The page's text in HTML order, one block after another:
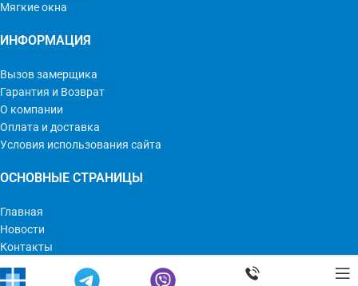
Мягкие окна
ИНФОРМАЦИЯ
Вызов замерщика
Гарантия и Возврат
О компании
Оплата и доставка
Условия использования сайта
ОСНОВНЫЕ СТРАНИЦЫ
Главная
Новости
Контакты
Мир Оконных Технологий © 2023 | Все права защищены